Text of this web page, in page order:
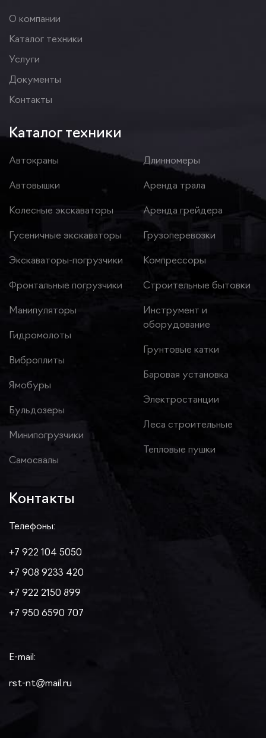
О компании
Каталог техники
Услуги
Документы
Контакты
Каталог техники
Автокраны
Автовышки
Колесные экскаваторы
Гусеничные экскаваторы
Экскаваторы-погрузчики
Фронтальные погрузчики
Манипуляторы
Гидромолоты
Виброплиты
Ямобуры
Бульдозеры
Минипогрузчики
Самосвалы
Длинномеры
Аренда трала
Аренда грейдера
Грузоперевозки
Компрессоры
Строительные бытовки
Инструмент и
оборудование
Грунтовые катки
Баровая установка
Электростанции
Леса строительные
Тепловые пушки
Контакты
Телефоны:
+7 922 104 5050
+7 908 9233 420
+7 922 2150 899
+7 950 6590 707
E-mail:
rst-nt@mail.ru